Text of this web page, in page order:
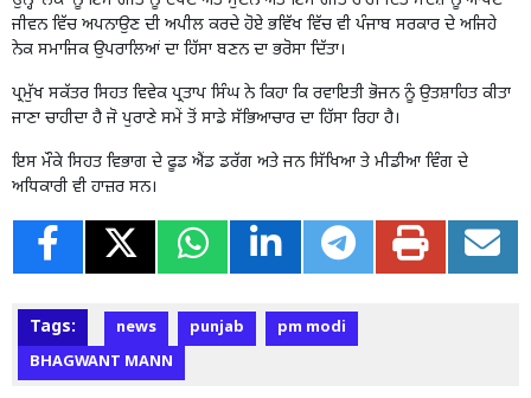
ਜੀਵਨ ਵਿੱਚ ਅਪਨਾਉਣ ਦੀ ਅਪੀਲ ਕਰਦੇ ਹੋਏ ਭਵਿੱਖ ਵਿੱਚ ਵੀ ਪੰਜਾਬ ਸਰਕਾਰ ਦੇ ਅਜਿਹੇ
ਨੇਕ ਸਮਾਜਿਕ ਉਪਰਾਲਿਆਂ ਦਾ ਹਿੱਸਾ ਬਣਨ ਦਾ ਭਰੋਸਾ ਦਿੱਤਾ।
ਪ੍ਰਮੁੱਖ ਸਕੱਤਰ ਸਿਹਤ ਵਿਵੇਕ ਪ੍ਰਤਾਪ ਸਿੰਘ ਨੇ ਕਿਹਾ ਕਿ ਰਵਾਇਤੀ ਭੋਜਨ ਨੂੰ ਉਤਸ਼ਾਹਿਤ ਕੀਤਾ
ਜਾਣਾ ਚਾਹੀਦਾ ਹੈ ਜੋ ਪੁਰਾਣੇ ਸਮੇਂ ਤੋਂ ਸਾਡੇ ਸੱਭਿਆਚਾਰ ਦਾ ਹਿੱਸਾ ਰਿਹਾ ਹੈ।
ਇਸ ਮੌਕੇ ਸਿਹਤ ਵਿਭਾਗ ਦੇ ਫੂਡ ਐਂਡ ਡਰੱਗ ਅਤੇ ਜਨ ਸਿੱਖਿਆ ਤੇ ਮੀਡੀਆ ਵਿੰਗ ਦੇ
ਅਧਿਕਾਰੀ ਵੀ ਹਾਜ਼ਰ ਸਨ।
Tags: news punjab
pm modi
BHAGWANT MANN